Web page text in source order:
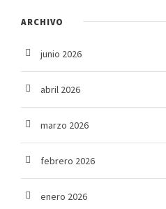
ARCHIVO
junio 2026
abril 2026
marzo 2026
febrero 2026
enero 2026